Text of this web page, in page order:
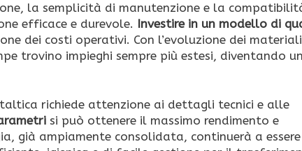
la semplicità di manutenzione e la
efficace e durevole. Investire in un modello di
dei costi operativi. Con l’evoluzione dei
trovino impieghi sempre più estesi, diventando un
richiede attenzione ai dettagli tecnici e alle
si può ottenere il massimo rendimento e
già ampiamente consolidata, continuerà a essere